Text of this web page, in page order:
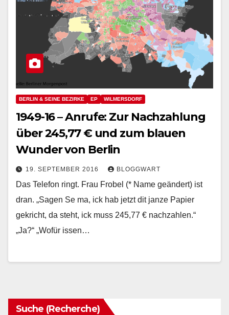
BERLIN & SEINE BEZIRKE EP WILMERSDORF
1949-16 – Anrufe: Zur Nachzahlung
über 245,77 € und zum blauen
Wunder von Berlin
19. SEPTEMBER 2016 BLOGGWART
Das Telefon ringt. Frau Frobel (* Name geändert) ist
dran. „Sagen Se ma, ick hab jetzt dit janze Papier
gekricht, da steht, ick muss 245,77 € nachzahlen.“
„Ja?“ „Wofür issen…
Suche (Recherche)